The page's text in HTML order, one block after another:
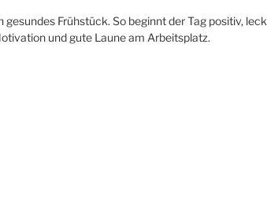
Frühstück. So beginnt der Tag positiv,
und gute Laune am Arbeitsplatz.